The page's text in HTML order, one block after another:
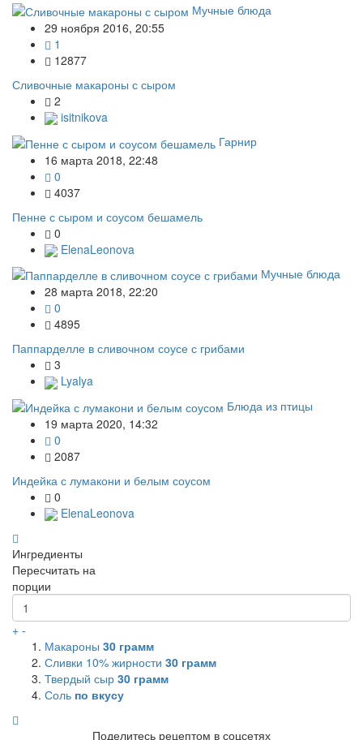
Мучные блюда
29 ноября 2016, 20:55
1
12877
Сливочные макароны с сыром
2
isitnikova
Гарнир
16 марта 2018, 22:48
0
4037
Пенне с сыром и соусом бешамель
0
ElenaLeonova
Мучные блюда
28 марта 2018, 22:20
0
4895
Паппарделле в сливочном соусе с грибами
3
Lyalya
Блюда из птицы
19 марта 2020, 14:32
0
2087
Индейка с лумакони и белым соусом
0
ElenaLeonova
Ингредиенты
Пересчитать на
порции
+ -
Макароны 30 грамм
Сливки 10% жирности 30 грамм
Твердый сыр 30 грамм
Соль по вкусу
Поделитесь рецептом в соцсетях